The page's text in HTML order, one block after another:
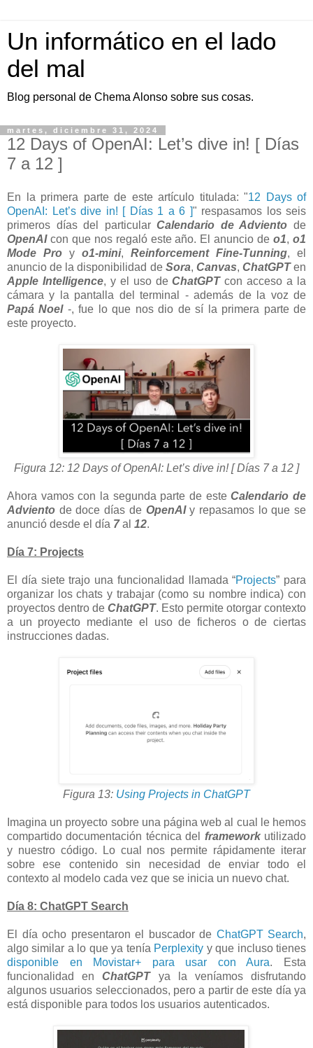
Un informático en el lado
del mal
Blog personal de Chema Alonso sobre sus cosas.
martes, diciembre 31, 2024
12 Days of OpenAI: Let’s dive in! [ Días
7 a 12 ]
En la primera parte de este artículo titulada: "12 Days of
OpenAI: Let’s dive in! [ Días 1 a 6 ]" respasamos los seis
primeros días del particularCalendario de Adviento de
OpenAIcon que nos regaló este año. El anuncio deo1,o1
Mode Pro y o1-mini, Reinforcement Fine-Tunning, el
anuncio de la disponibilidad de Sora, Canvas, ChatGPTen
Apple Intelligence, y el uso deChatGPTcon acceso a la
cámara y la pantalla del terminal - además de la voz de
Papá Noel-, fue lo que nos dio de sí la primera parte de
este proyecto.
Figura 12: 12 Days of OpenAI: Let’s dive in! [ Días 7 a 12 ]
Ahora vamos con la segunda parte de esteCalendario de
Adviento de doce días de OpenAIy repasamos lo que se
anunció desde el día 7al 12.
Día 7: Projects
El día siete trajo una funcionalidad llamada “Projects” para
organizar los chats y trabajar (como su nombre indica) con
proyectos dentro de ChatGPT. Esto permite otorgar contexto
a un proyecto mediante el uso de ficheros o de ciertas
instrucciones dadas.
Figura 13: Using Projects in ChatGPT
Imagina un proyecto sobre una página web al cual le hemos
compartido documentación técnica del frameworkutilizado
y nuestro código. Lo cual nos permite rápidamente iterar
sobre ese contenido sin necesidad de enviar todo el
contexto al modelo cada vez que se inicia un nuevo chat.
Día 8: ChatGPT Search
El día ocho presentaron el buscador de ChatGPT Search,
algo similar a lo que ya tenía Perplexity y que inclusotienes
disponible en Movistar+ para usar con Aura.
Esta
funcionalidad enChatGPTya la veníamos disfrutando
algunos usuarios seleccionados, pero a partir de este día ya
está disponible para todos los usuarios autenticados.